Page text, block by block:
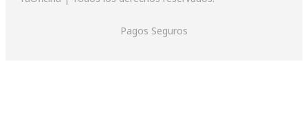
Pagos Seguros